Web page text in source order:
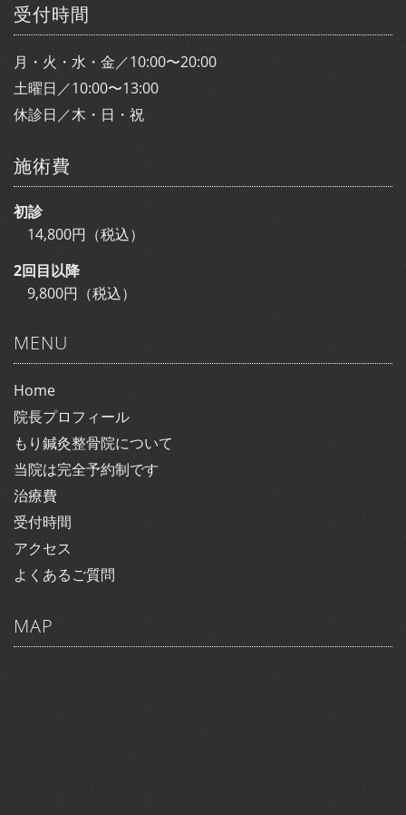
受付時間
月・火・水・金／10:00〜20:00
土曜日／10:00〜13:00
休診日／木・日・祝
施術費
初診
14,800円（税込）
2回目以降
9,800円（税込）
MENU
Home
院長プロフィール
もり鍼灸整骨院について
当院は完全予約制です
治療費
受付時間
アクセス
よくあるご質問
MAP